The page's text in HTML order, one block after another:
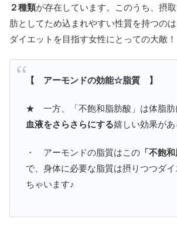
２種類が存在しています。このうち、摂
肪としてため込まれやすい性質を持つのは
ダイエットを目指す女性にとっての大敵！
【 アーモンドの効能☆脂質 】
★ 一方、「不飽和脂肪酸」は体脂肪
血液をさらさらにする嬉しい効果があ
・ アーモンドの脂質はこの 「不飽
で、身体に必要な脂質は摂りつつダ
ちゃいます♪